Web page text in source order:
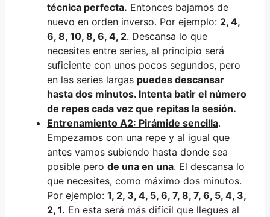
técnica perfecta. Entonces bajamos de
nuevo en orden inverso. Por ejemplo: 2, 4,
6, 8, 10, 8, 6, 4, 2. Descansa lo que
necesites entre series, al principio será
suficiente con unos pocos segundos, pero
en las series largas puedes descansar
hasta dos minutos. Intenta batir el número
de repes cada vez que repitas la sesión.
Entrenamiento A2: Pirámide sencilla.
Empezamos con una repe y al igual que
antes vamos subiendo hasta donde sea
posible pero de una en una. El descansa lo
que necesites, como máximo dos minutos.
Por ejemplo: 1, 2, 3, 4, 5, 6, 7, 8, 7, 6, 5, 4, 3,
2, 1. En esta será más difícil que llegues al